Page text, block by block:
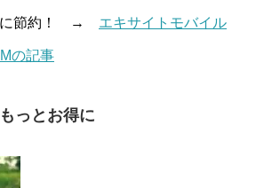
に節約！ → エキサイトモバイル
の記事
っとお得に